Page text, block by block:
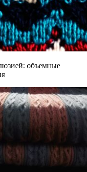
объемные